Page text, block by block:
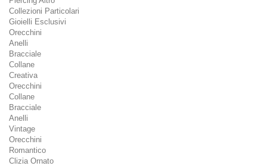
Collezioni Particolari
Gioielli Esclusivi
Orecchini
Anelli
Bracciale
Collane
Creativa
Orecchini
Collane
Bracciale
Anelli
Vintage
Orecchini
Romantico
Clizia Ornato